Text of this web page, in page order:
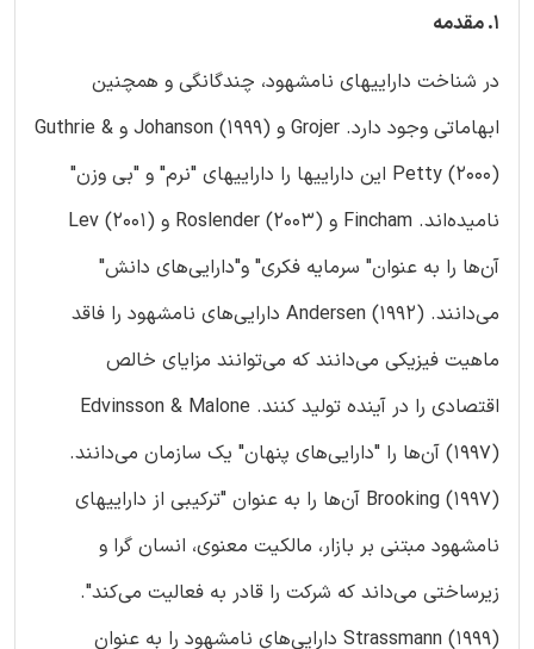
1. مقدمه
در شناخت داراییهای نامشهود، چندگانگی و همچنین
ابهاماتی وجود دارد. Grojer و Johanson (1999) و Guthrie &
Petty (2000) این داراییها را داراییهای "نرم" و "بی وزن"
نامیده‌اند. Fincham و Roslender (2003) و Lev (2001)
آن‌ها را به عنوان" سرمایه فکری" و"دارایی‌های دانش"
می‌دانند. Andersen (1992) دارایی‌های نامشهود را فاقد
ماهیت فیزیکی می‌دانند که می‌توانند مزایای خالص
اقتصادی را در آینده تولید کنند. Edvinsson & Malone
(1997) آن‌ها را "دارایی‌های پنهان" یک سازمان می‌دانند.
Brooking (1997) آن‌ها را به عنوان "ترکیبی از داراییهای
نامشهود مبتنی بر بازار، مالکیت معنوی، انسان گرا و
زیرساختی می‌داند که شرکت را قادر به فعالیت می‌کند".
Strassmann (1999) دارایی‌های نامشهود را به عنوان